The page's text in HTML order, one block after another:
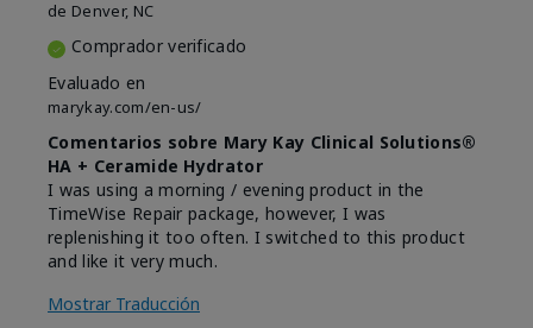
de Denver, NC
Comprador verificado
Evaluado en
marykay.com/en-us/
Comentarios sobre Mary Kay Clinical Solutions®
HA + Ceramide Hydrator
I was using a morning / evening product in the
TimeWise Repair package, however, I was
replenishing it too often. I switched to this product
and like it very much.
Mostrar Traducción